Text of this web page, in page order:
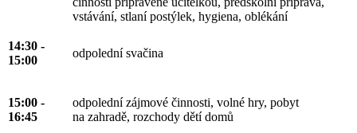
vstávání, stlaní postýlek, hygiena, oblékání
14:30 -
15:00
odpolední svačina
15:00 -
16:45
odpolední zájmové činnosti, volné hry, pobyt
na zahradě, rozchody dětí domů